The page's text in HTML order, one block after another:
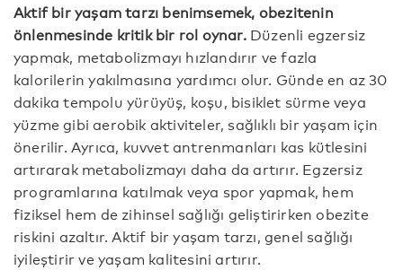
Aktif bir yaşam tarzı benimsemek, obezitenin
önlenmesinde kritik bir rol oynar. Düzenli egzersiz
yapmak, metabolizmayı hızlandırır ve fazla
kalorilerin yakılmasına yardımcı olur. Günde en az 30
dakika tempolu yürüyüş, koşu, bisiklet sürme veya
yüzme gibi aerobik aktiviteler, sağlıklı bir yaşam için
önerilir. Ayrıca, kuvvet antrenmanları kas kütlesini
artırarak metabolizmayı daha da artırır. Egzersiz
programlarına katılmak veya spor yapmak, hem
fiziksel hem de zihinsel sağlığı geliştirirken obezite
riskini azaltır. Aktif bir yaşam tarzı, genel sağlığı
iyileştirir ve yaşam kalitesini artırır.